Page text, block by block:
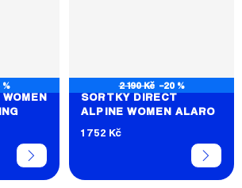
% 2 190 Kč –20 %
ŠORTKY DIRECT
ALPINE WOMEN ALARO
1 752 Kč